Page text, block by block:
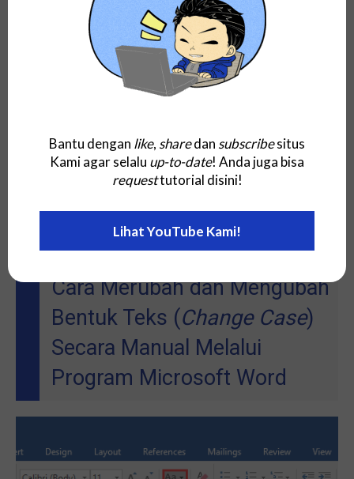
bagian pertama dari setiap kata.
Huruf kecil
; Mengubah teks ke huruf kecil pada
semua teks dan kata di dalamstring.
; Merubah teks dan kata ke huruf besar
Silahkan berikan masukan pada Kami untuk
mengecualikan kata yang tidak ingin di-
Cara Merubah dan Mengubah
Bentuk Teks (Change Case)
Secara Manual Melalui
Program Microsoft Word
Bantu dengan like, sharedan subscribesitus
Kami agar selalu up-to-date! Anda juga bisa
requesttutorial disini!
Lihat YouTube Kami!